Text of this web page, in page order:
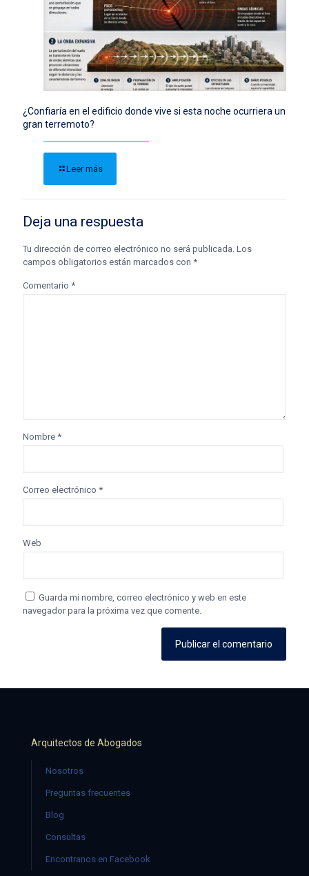
¿Confiaría en el edificio donde vive si esta noche ocurriera un
gran terremoto?
Leer más
Deja una respuesta
Tu dirección de correo electrónico no será publicada. Los
campos obligatorios están marcados con *
Comentario *
Nombre *
Correo electrónico *
Web
Guarda mi nombre, correo electrónico y web en este
navegador para la próxima vez que comente.
Arquitectos de Abogados
Nosotros
Preguntas frecuentes
Blog
Consultas
Encontranos en Facebook